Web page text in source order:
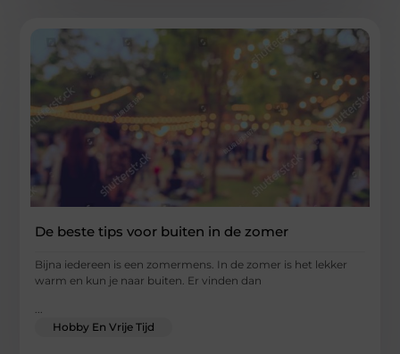
De beste tips voor buiten in de zomer
Bijna iedereen is een zomermens. In de zomer is het lekker
warm en kun je naar buiten. Er vinden dan
...
Hobby En Vrije Tijd